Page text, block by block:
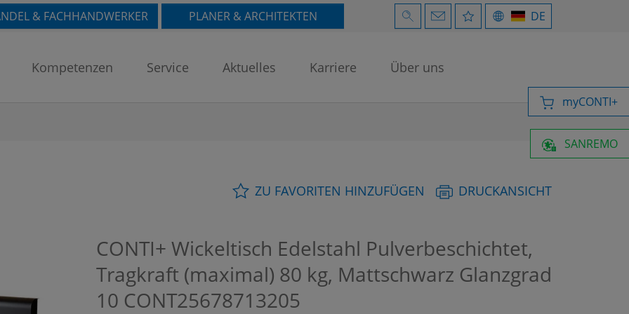
& FACHHANDWERKER PLANER & ARCHITEKTEN DE
Kompetenzen Service Aktuelles Karriere Über uns
SANREMO
myCONTI+
ZU FAVORITEN HINZUFÜGEN DRUCKANSICHT
CONTI+ Wickeltisch Edelstahl Pulverbeschichtet,
Tragkraft (maximal) 80 kg, Mattschwarz Glanzgrad
10 CONT25678713205